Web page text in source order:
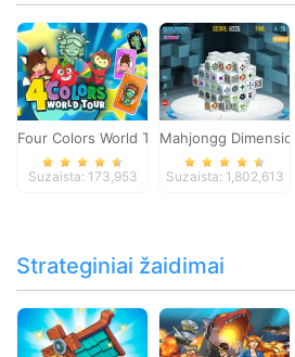
Four Colors World Tour
Suzaista: 173,953
Mahjongg
Suzaista: 1,802,613
Strateginiai žaidimai